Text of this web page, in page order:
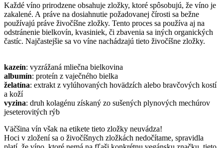
Každé víno prirodzene obsahuje zložky, ktoré spôsobujú, že víno je
zakalené. A práve na dosiahnutie požadovanej čírosti sa bežne
používajú práve živočíšne zložky. Tento proces sa používa aj na
odstránenie bielkovín, kvasiniek, či zbavenia sa iných organických
častíc. Najčastejšie sa vo víne nachádzajú tieto živočíšne zložky.
kazeín: vyzrážaná mliečna bielkovina
albumín: proteín z vaječného bielka
želatína: extrakt z vylúhovaných hovädzích alebo bravčových kostí
a koží
vyzina: druh kolagénu získaný zo sušených plynových mechúrov
jeseterovitých rýb
Väčšina vín však na etikete tieto zložky neuvádza!
Hoci v zložení sa o živočíšnych zložkách nedočítame, spravidla